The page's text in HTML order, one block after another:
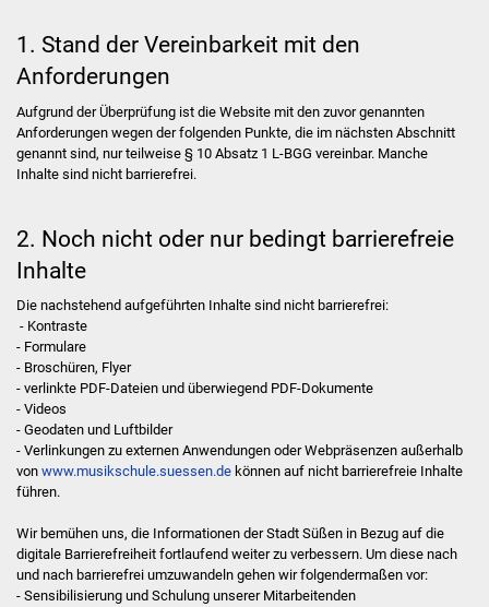
Schlaginstrumente
Kreativ Percussion
Kammerorchester
Think about it
1. Stand der Vereinbarkeit mit den
Anforderungen
Aufgrund der Überprüfung ist die Website mit den zuvor genannten
Anforderungen wegen der folgenden Punkte, die im nächsten Abschnitt
genannt sind, nur teilweise § 10 Absatz 1 L-BGG vereinbar. Manche
Inhalte sind nicht barrierefrei.
2. Noch nicht oder nur bedingt barrierefreie
Inhalte
Die nachstehend aufgeführten Inhalte sind nicht barrierefrei:
- Kontraste
- Formulare
- Broschüren, Flyer
- verlinkte PDF-Dateien und überwiegend PDF‐Dokumente
- Videos
- Geodaten und Luftbilder
- Verlinkungen zu externen Anwendungen oder Webpräsenzen außerhalb
von www.musikschule.suessen.dekönnen auf nicht barrierefreie Inhalte
führen.
Wir bemühen uns, die Informationen der Stadt Süßen in Bezug auf die
digitale Barrierefreiheit fortlaufend weiter zu verbessern. Um diese nach
und nach barrierefrei umzuwandeln gehen wir folgendermaßen vor:
- Sensibilisierung und Schulung unserer Mitarbeitenden